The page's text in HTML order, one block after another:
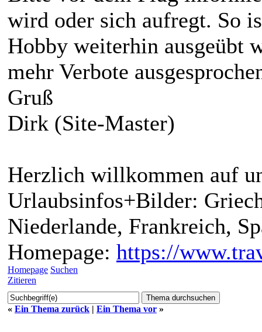
wird oder sich aufregt. So
Hobby weiterhin ausgeübt
mehr Verbote
Gruß
Dirk (Site-Master)
Herzlich willkommen auf
Urlaubsinfos+Bilder:
Niederlande, Frankreich,
Homepage: https://
Homepage Suchen
Zitieren
« Ein Thema zurück | Ein Thema vor »